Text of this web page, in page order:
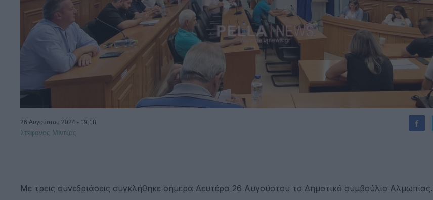
26 Αυγούστου 2024 - 19:18
Στέφανος Μίντζας
Με τρεις συνεδριάσεις συγκλήθηκε σήμερα Δευτέρα 26 Αυγούστου το Δημοτικό συμβούλιο Αλμωπίας.